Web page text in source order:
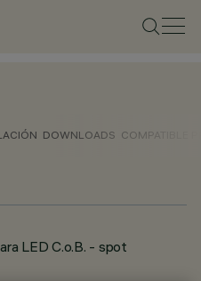
DOWNLOADS COMPATIBLE
LED C.o.B. - spot